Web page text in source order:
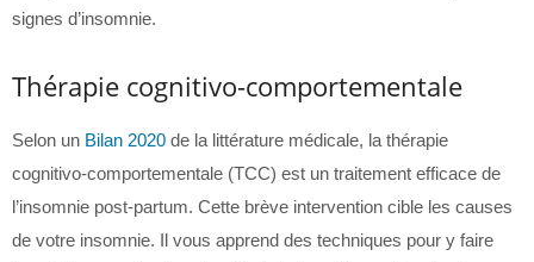
signes d’insomnie.
Thérapie cognitivo-comportementale
Selon un Bilan 2020 de la littérature médicale, la thérapie
cognitivo-comportementale (TCC) est un traitement efficace de
l’insomnie post-partum. Cette brève intervention cible les causes
de votre insomnie. Il vous apprend des techniques pour y faire